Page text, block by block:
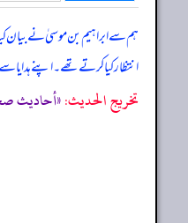
ہم سے ابراہیم بن موسیٰ نے بیان
انتظار کیا کرتے تھے۔ اپنے
تخریج الحدیث:«أحاديث